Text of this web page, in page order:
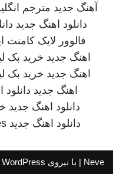
آهنگ جدید مترجم
دانلود اهنگ جدید
فالوور لایک کامنت
اهنگ جدید خرید بک
اهنگ جدید خرید بک
اهنگ جدید
دانلود اهنگ جدید
دانلود اهنگ جدید
Neve | با نیروی WordPress